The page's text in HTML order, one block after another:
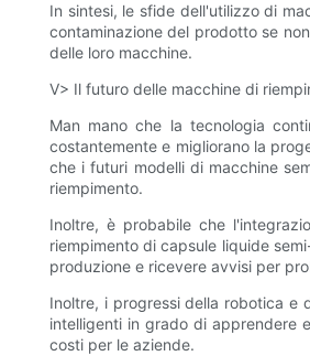
In sintesi, le sfide dell'utilizzo di
contaminazione del prodotto se
delle loro macchine.
V> Il futuro delle macchine di
Man mano che la tecnologia
costantemente e migliorano la
che i futuri modelli di macchine
riempimento.
Inoltre, è probabile che
riempimento di capsule liquide
produzione e ricevere avvisi per
Inoltre, i progressi della robotica e
intelligenti in grado di apprendere
costi per le aziende.